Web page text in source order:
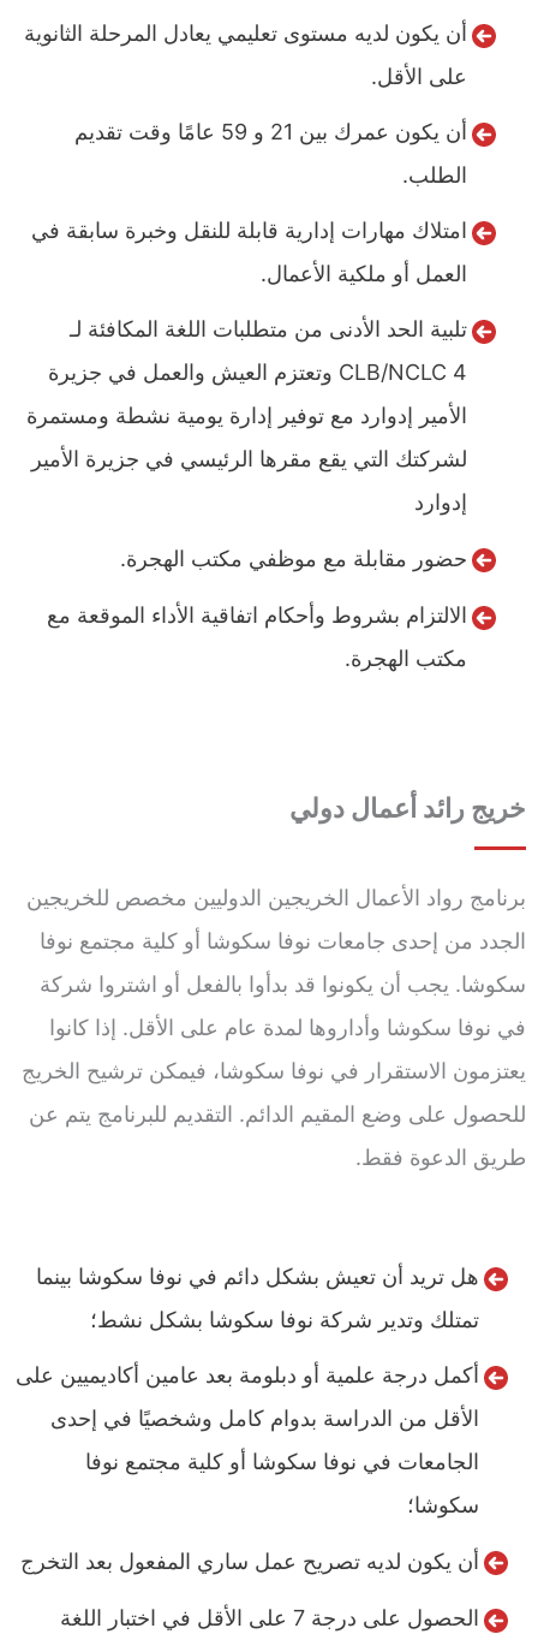
أن يكون لديه مستوى تعليمي يعادل المرحلة الثانوية
على الأقل.
أن يكون عمرك بين 21 و 59 عامًا وقت تقديم
الطلب.
امتلاك مهارات إدارية قابلة للنقل وخبرة سابقة في
العمل أو ملكية الأعمال.
تلبية الحد الأدنى من متطلبات اللغة المكافئة لـ
CLB/NCLC 4 وتعتزم العيش والعمل في جزيرة
الأمير إدوارد مع توفير إدارة يومية نشطة ومستمرة
لشركتك التي يقع مقرها الرئيسي في جزيرة الأمير
إدوارد
حضور مقابلة مع موظفي مكتب الهجرة.
الالتزام بشروط وأحكام اتفاقية الأداء الموقعة مع
مكتب الهجرة.
خريج رائد أعمال دولي
برنامج رواد الأعمال الخريجين الدوليين مخصص للخريجين
الجدد من إحدى جامعات نوفا سكوشا أو كلية مجتمع نوفا
سكوشا. يجب أن يكونوا قد بدأوا بالفعل أو اشتروا شركة
في نوفا سكوشا وأداروها لمدة عام على الأقل. إذا كانوا
يعتزمون الاستقرار في نوفا سكوشا، فيمكن ترشيح الخريج
للحصول على وضع المقيم الدائم. التقديم للبرنامج يتم عن
طريق الدعوة فقط.
هل تريد أن تعيش بشكل دائم في نوفا سكوشا بينما
تمتلك وتدير شركة نوفا سكوشا بشكل نشط؛
أكمل درجة علمية أو دبلومة بعد عامين أكاديميين على
الأقل من الدراسة بدوام كامل وشخصيًا في إحدى
الجامعات في نوفا سكوشا أو كلية مجتمع نوفا
سكوشا؛
أن يكون لديه تصريح عمل ساري المفعول بعد التخرج
الحصول على درجة 7 على الأقل في اختبار اللغة